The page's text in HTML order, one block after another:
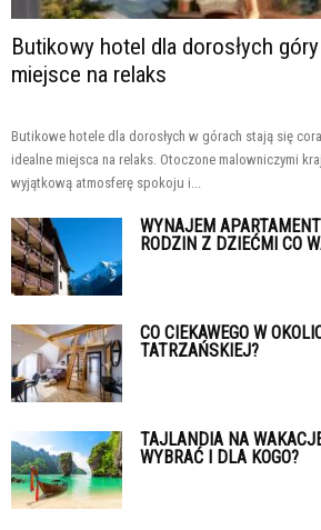
Butikowy hotel dla dorosłych
miejsce na relaks
Butikowe hotele dla dorosłych w górach stają się
idealne miejsca na relaks. Otoczone malowniczymi
wyjątkową atmosferę spokoju i...
WYNAJEM
RODZIN Z DZIEĆMI CO
CO CIEKAWEGO W
TATRZAŃSKIEJ?
TAJLANDIA NA
WYBRAĆ I DLA KOGO?